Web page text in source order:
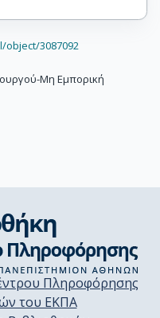
3087092
Μη Εμπορική
Πληροφόρησης
του ΕΚΠΑ